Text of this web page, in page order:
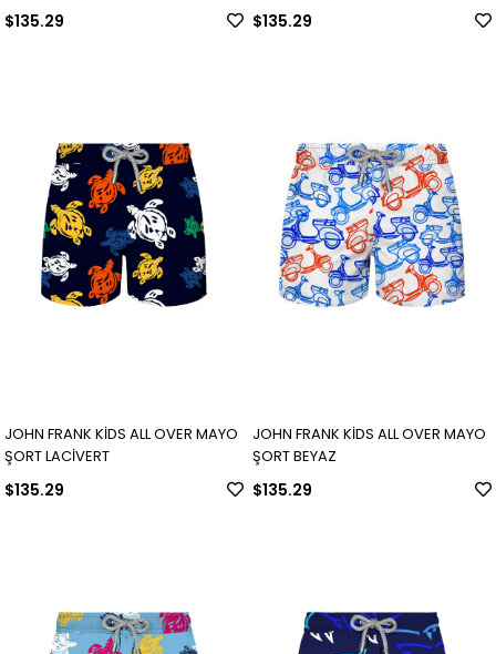
$135.29 $135.29
JOHN FRANK KİDS ALL OVER MAYO
ŞORT LACİVERT
$135.29
JOHN FRANK KİDS ALL OVER MAYO
ŞORT BEYAZ
$135.29